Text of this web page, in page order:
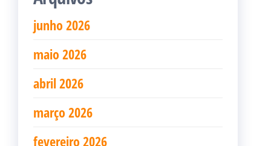
junho 2026
maio 2026
abril 2026
março 2026
fevereiro 2026